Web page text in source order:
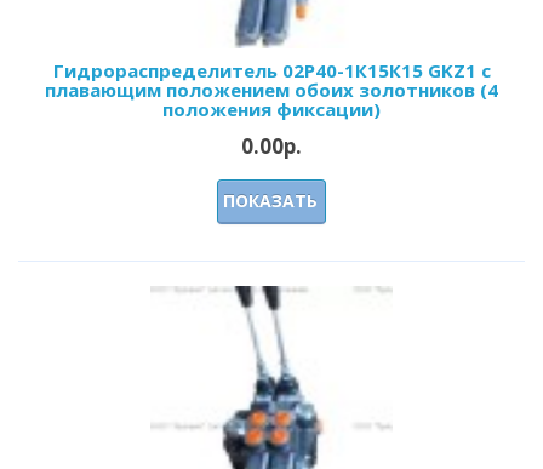
Гидрораспределитель 02Р40-1К15К15 GKZ1 с
плавающим положением обоих золотников (4
положения фиксации)
0.00р.
ПОКАЗАТЬ